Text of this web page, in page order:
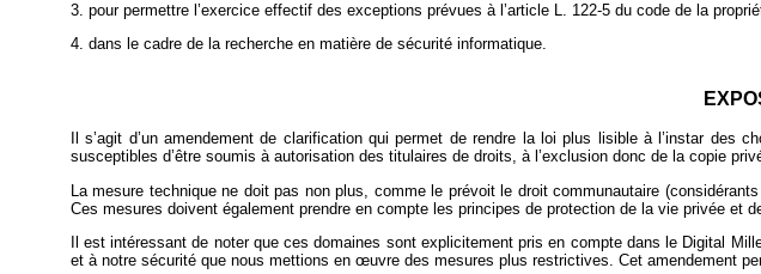
3. pour permettre l’exercice effectif des exceptions prévues à l’article L. 122-5 du code de la
4. dans le cadre de la recherche en matière de sécurité informatique.
Il s’agit d’un amendement de clarification qui permet de rendre la loi plus lisible à l’instar
susceptibles d’être soumis à autorisation des titulaires de droits, à l’exclusion donc de la copie
La mesure technique ne doit pas non plus, comme le prévoit le droit communautaire
Ces mesures doivent également prendre en compte les principes de protection de la vie privée et
Il est intéressant de noter que ces domaines sont explicitement pris en compte dans le Digital
et à notre sécurité que nous mettions en œuvre des mesures plus restrictives. Cet amendement